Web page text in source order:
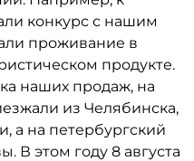
конкурс с нашим
проживание в
продукте.
наших продаж, на
из Челябинска,
а на петербургский
В этом году 8 августа